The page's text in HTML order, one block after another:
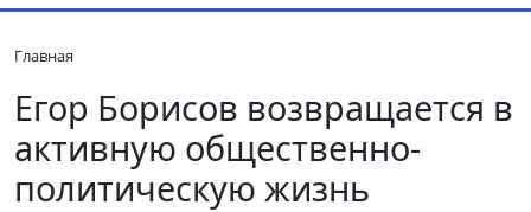
Главная
Егор Борисов возвращается в
активную общественно-
политическую жизнь